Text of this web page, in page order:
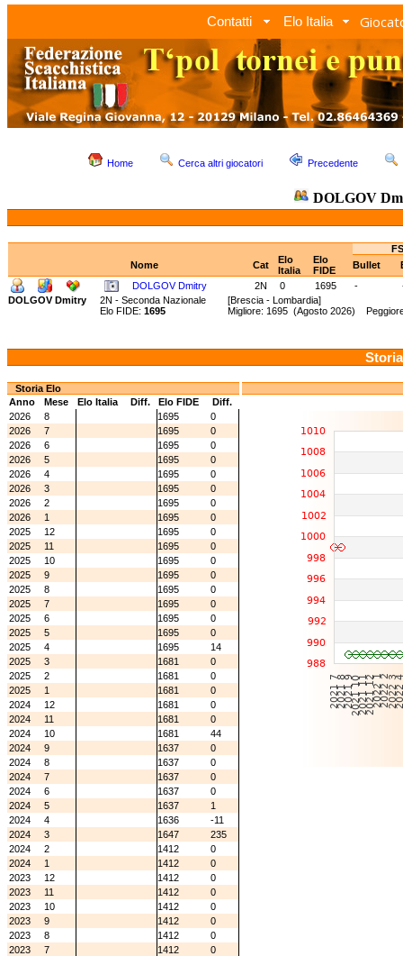
Contatti Elo Italia
Home Cerca altri giocatori Precedente
DOLGOV
Nome
Cat
Elo
Italia
Elo
FIDE
Bullet
DOLGOV Dmitry
2N 0 1695 -
DOLGOV Dmitry
2N - Seconda Nazionale [Brescia - Lombardia]
Elo FIDE: 1695 Migliore: 1695 (Agosto 2026)
Storia Elo
Anno
Mese Elo Italia Diff. Elo FIDE
Diff.
2026
8 1695
0
2026
7 1695
0
2026
6 1695
0
2026
5 1695
0
2026
4 1695
0
2026
3 1695
0
2026
2 1695
0
2026
1 1695
0
2025
12 1695
0
2025
11 1695
0
2025
10 1695
0
2025
9 1695
0
2025
8 1695
0
2025
7 1695
0
2025
6 1695
0
2025
5 1695
0
2025
4 1695
14
2025
3 1681
0
2025
2 1681
0
2025
1 1681
0
2024
12 1681
0
2024
11 1681
0
2024
10 1681
44
2024
9 1637
0
2024
8 1637
0
2024
7 1637
0
2024
6 1637
0
2024
5 1637
1
2024
4 1636
-11
2024
3 1647
235
2024
2 1412
0
2024
1 1412
0
2023
12 1412
0
2023
11 1412
0
2023
10 1412
0
2023
9 1412
0
2023
8 1412
0
2023
7 1412
0